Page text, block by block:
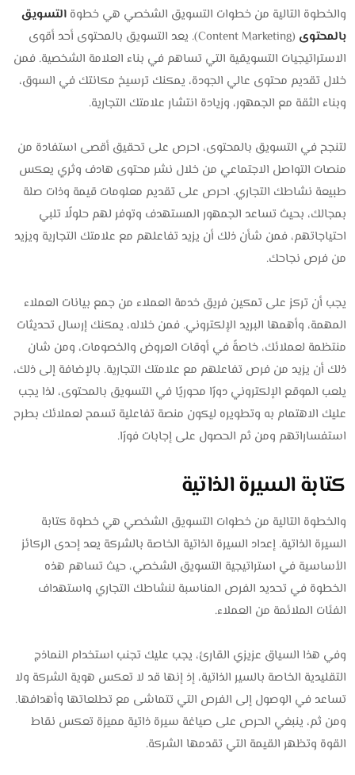
والخطوة التالية من خطوات التسويق الشخصي هي خطوةالتسويق
بالمحتوى
(Content Marketing). يعد التسويق بالمحتوى أحد أقوى
الاستراتيجيات التسويقية التي تساهم في بناء العلامة الشخصية. فمن
خلال تقديم محتوى عالي الجودة، يمكنك ترسيخ مكانتك في السوق،
وبناء الثقة مع الجمهور، وزيادة انتشار علامتك التجارية.
لتنجح في التسويق بالمحتوى، احرص على تحقيق أقصى استفادة من
منصات التواصل الاجتماعي من خلال نشر محتوى هادف وثري يعكس
طبيعة نشاطك التجاري. احرص على تقديم معلومات قيمة وذات صلة
بمجالك، بحيث تساعد الجمهور المستهدف وتوفر لهم حلولًا تلبي
احتياجاتهم، فمن شأن ذلك أن يزيد تفاعلهم مع علامتك التجارية ويزيد
من فرص نجاحك.
يجب أن تركز على تمكين فريق خدمة العملاء من جمع بيانات العملاء
المهمة، وأهمها البريد الإلكتروني. فمن خلاله، يمكنك إرسال تحديثات
منتظمة لعملائك، خاصةً في أوقات العروض والخصومات، ومن شان
ذلك أن يزيد من فرص تفاعلهم مع علامتك التجارية. بالإضافة إلى ذلك،
يلعب الموقع الإلكتروني دورًا محوريًا في التسويق بالمحتوى، لذا يجب
عليك الاهتمام به وتطويره ليكون منصة تفاعلية تسمح لعملائك بطرح
استفساراتهم ومن ثم الحصول على إجابات فورًا.
كتابة السيرة الذاتية
والخطوة التالية من خطوات التسويق الشخصي هي خطوة كتابة
السيرة الذاتية. إعداد السيرة الذاتية الخاصة بالشركة يعد إحدى الركائز
الأساسية في استراتيجية التسويق الشخصي، حيث تساهم هذه
الخطوة في تحديد الفرص المناسبة لنشاطك التجاري واستهداف
الفئات الملائمة من العملاء.
وفي هذا السياق عزيزي القارئ، يجب عليك تجنب استخدام النماذج
التقليدية الخاصة بالسير الذاتية، إذ إنها قد لا تعكس هوية الشركة ولا
تساعد في الوصول إلى الفرص التي تتماشى مع تطلعاتها وأهدافها.
ومن ثم، ينبغي الحرص على صياغة سيرة ذاتية مميزة تعكس نقاط
القوة وتظهر القيمة التي تقدمها الشركة.